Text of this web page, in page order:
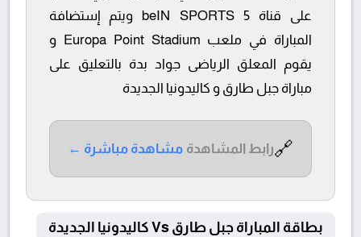
على قناة beIN SPORTS 5 ويتم إستضافة
المباراة في ملعب Europa Point Stadium و
يقوم المعلق الرياضى جواد بدة بالتعليق على
مباراة جبل طارق و كاليدونيا الجديدة
🔗رابط المشاهدة مشاهدة مباشرة ←
بطاقة المباراة جبل طارق Vs كاليدونيا الجديدة